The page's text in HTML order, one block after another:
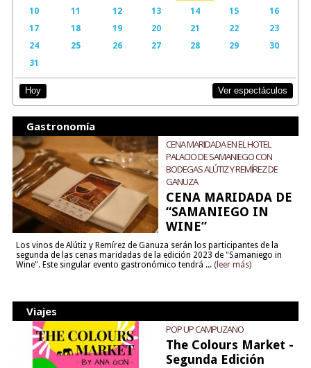
10
11 12 13 14 15
16
17
18 19 20 21 22
23
24
25 26 27 28 29
30
31
Hoy Ver espectáculos
Gastronomía
CENA MARIDADA EN EL HOTEL
PALACIO DE SAMANIEGO CON
BODEGAS ALÚTIZ Y REMÍREZ DE
GANUZA
CENA MARIDADA DE
“SAMANIEGO IN
WINE”
Los vinos de Alútiz y Remírez de Ganuza serán los participantes de la
segunda de las cenas maridadas de la edición 2023 de "Samaniego in
Wine". Este singular evento gastronómico tendrá ... (leer más)
Viajes
POP UP CAMPUZANO
The Colours Market -
Segunda Edición